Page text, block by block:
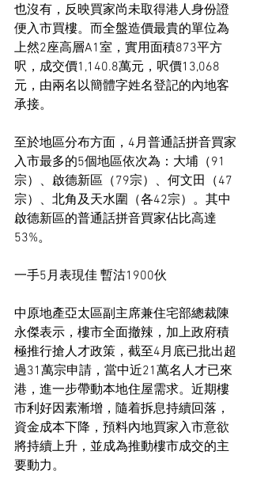
也沒有，反映買家尚未取得港人身份證
便入市買樓。而全盤造價最貴的單位為
上然2座高層A1室，實用面積873平方
呎，成交價1,140.8萬元，呎價13,068
元，由兩名以簡體字姓名登記的內地客
承接。
至於地區分布方面，4月普通話拼音買家
入市最多的5個地區依次為：大埔（91
宗）、啟德新區（79宗）、何文田（47
宗）、北角及天水圍（各42宗）。其中
啟德新區的普通話拼音買家佔比高達
53%。
一手5月表現佳 暫沽1900伙
中原地產亞太區副主席兼住宅部總裁陳
永傑表示，樓市全面撤辣，加上政府積
極推行搶人才政策，截至4月底已批出超
過31萬宗申請，當中近21萬名人才已來
港，進一步帶動本地住屋需求。近期樓
市利好因素漸增，隨着拆息持續回落，
資金成本下降，預料內地買家入市意欲
將持續上升，並成為推動樓市成交的主
要動力。